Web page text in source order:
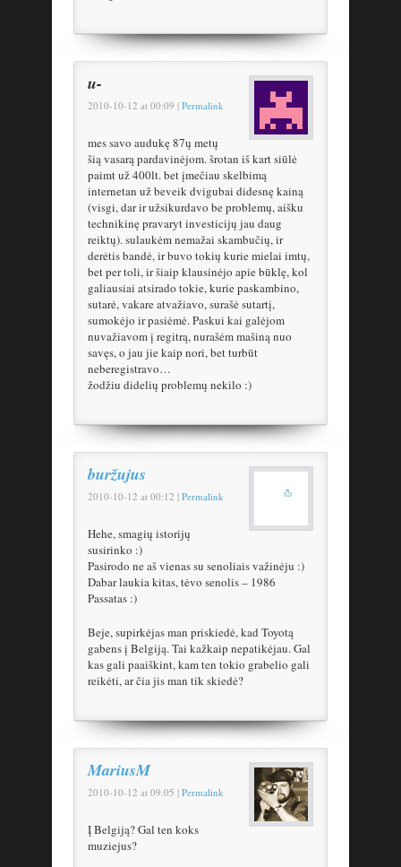
u-
2010-10-12 at 00:09 | Permalink
mes savo audukę 87ų metų
šią vasarą pardavinėjom. šrotan iš kart siūlė
paimt už 400lt. bet įmečiau skelbimą
internetan už beveik dvigubai didesnę kainą
(visgi, dar ir užsikurdavo be problemų, aišku
technikinę pravaryt investicijų jau daug
reiktų). sulaukėm nemažai skambučių, ir
derėtis bandė, ir buvo tokių kurie mielai imtų,
bet per toli, ir šiaip klausinėjo apie būklę, kol
galiausiai atsirado tokie, kurie paskambino,
sutarė, vakare atvažiavo, surašė sutartį,
sumokėjo ir pasiėmė. Paskui kai galėjom
nuvažiavom į regitrą, nurašėm mašiną nuo
savęs, o jau jie kaip nori, bet turbūt
neberegistravo…
žodžiu didelių problemų nekilo :)
buržujus
2010-10-12 at 00:12 | Permalink
Hehe, smagių istorijų
susirinko :)
Pasirodo ne aš vienas su senoliais važinėju :)
Dabar laukia kitas, tėvo senolis – 1986
Passatas :)
Beje, supirkėjas man priskiedė, kad Toyotą
gabens į Belgiją. Tai kažkaip nepatikėjau. Gal
kas gali paaiškint, kam ten tokio grabelio gali
reikėti, ar čia jis man tik skiedė?
MariusM
2010-10-12 at 09:05 | Permalink
Į Belgiją? Gal ten koks
muziejus?